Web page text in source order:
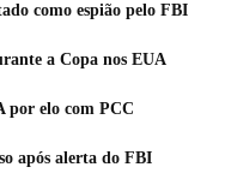
como espião pelo FBI
a Copa nos EUA
por elo com PCC
após alerta do FBI